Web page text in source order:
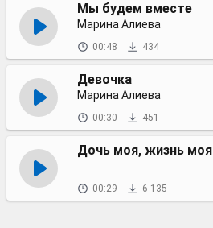
Мы будем вместе
Марина Алиева
00:48 434
Девочка
Марина Алиева
00:30 451
Дочь моя, жизнь моя
00:29 6 135